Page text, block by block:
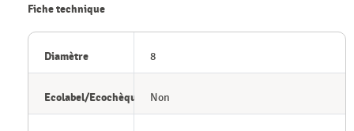
Fiche technique
Diamètre 8
Ecolabel/Ecochèque Non